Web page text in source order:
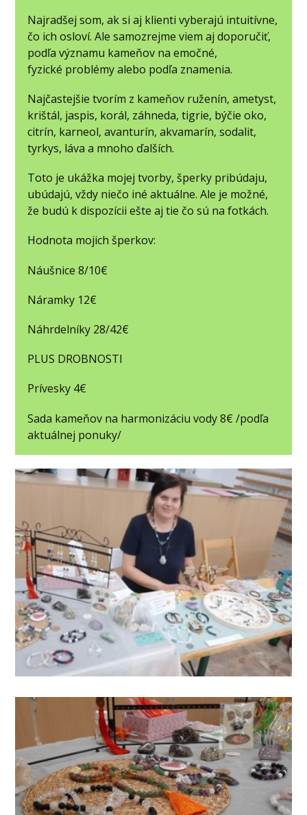
Najradšej som, ak si aj klienti vyberajú intuitívne,
čo ich osloví. Ale samozrejme viem aj doporučiť,
podľa významu kameňov na emočné,
fyzické problémy alebo podľa znamenia.
Najčastejšie tvorím z kameňov ruženín, ametyst,
krištál, jaspis, korál, záhneda, tigrie, býčie oko,
citrín, karneol, avanturín, akvamarín, sodalit,
tyrkys, láva a mnoho ďalších.
Toto je ukážka mojej tvorby, šperky pribúdaju,
ubúdajú, vždy niečo iné aktuálne. Ale je možné,
že budú k dispozícii ešte aj tie čo sú na fotkách.
Hodnota mojich šperkov:
Náušnice 8/10€
Náramky 12€
Náhrdelníky 28/42€
PLUS DROBNOSTI
Prívesky 4€
Sada kameňov na harmonizáciu vody 8€ /podľa
aktuálnej ponuky/